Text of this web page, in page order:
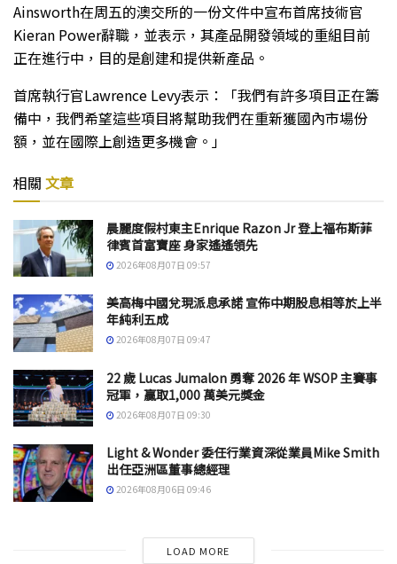
Ainsworth在周五的澳交所的一份文件中宣布首席技術官
Kieran Power辭職，並表示，其產品開發領域的重組目前
正在進行中，目的是創建和提供新產品。
首席執行官Lawrence Levy表示：「我們有許多項目正在籌
備中，我們希望這些項目將幫助我們在重新獲國內市場份
額，並在國際上創造更多機會。」
相關 文章
晨麗度假村東主Enrique Razon Jr 登上福布斯菲
律賓首富寶座 身家遙遙領先
2026年08月07日 09:57
美高梅中國兌現派息承諾 宣佈中期股息相等於上半
年純利五成
2026年08月07日 09:47
22 歲 Lucas Jumalon 勇奪 2026 年 WSOP 主賽事
冠軍，贏取1,000 萬美元獎金
2026年08月07日 09:30
Light & Wonder 委任行業資深從業員Mike Smith
出任亞洲區董事總經理
2026年08月06日 09:46
LOAD MORE